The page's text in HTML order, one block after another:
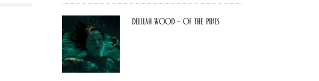
Delilah Wood – of the pines